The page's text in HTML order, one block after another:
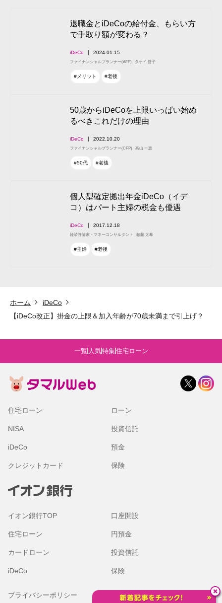
一覧 人気特集住宅ローン
退職金とiDeCoの給付金、もらい方
で手取り額が変わる？
iDeCo 2024.01.15
ファイナンシャルプランナー(AFP) タケイ 啓子
#メリット #老後
50歳からiDeCoを上限いっぱい始め
るべきこれだけの理由
iDeCo 2022.10.20
ファイナンシャルプランナー(CFP) 高山 一恵
#50代 #老後
個人型確定拠出年金iDeCo（イデ
コ）はパート主婦の税金も優遇
iDeCo 2017.12.18
経済評論家・マネーコンサルタント 頼藤 太希
#主婦 #老後
ホーム
iDeCo
【iDeCo改正】掛金の上限＆加入年齢が70歳未満まで引上げ？
住宅ローン ローン
NISA 投資信託
iDeCo 預金
クレジットカード 保険
イオン銀行TOP 口座開設
住宅ローン 円預金
カードローン 投資信託
iDeCo 保険
プライバシーポリシー 金融商品勧誘方針